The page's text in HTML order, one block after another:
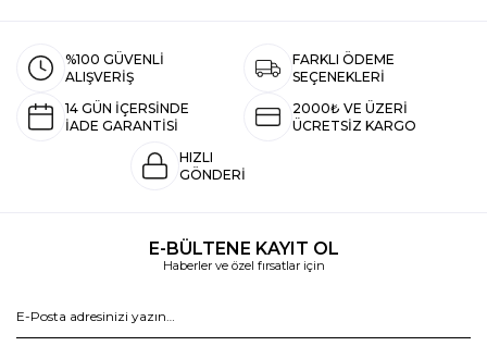
%100 GÜVENLİ
ALIŞVERİŞ
FARKLI ÖDEME
SEÇENEKLERİ
14 GÜN İÇERSİNDE
İADE GARANTİSİ
2000₺ VE ÜZERİ
ÜCRETSİZ KARGO
HIZLI
GÖNDERİ
E-BÜLTENE KAYIT OL
Haberler ve özel fırsatlar için